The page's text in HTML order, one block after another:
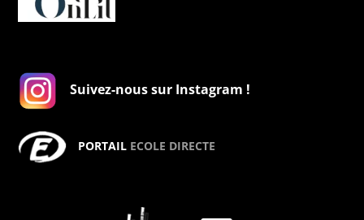
Suivez-nous sur Instagram !
PORTAIL ECOLE DIRECTE